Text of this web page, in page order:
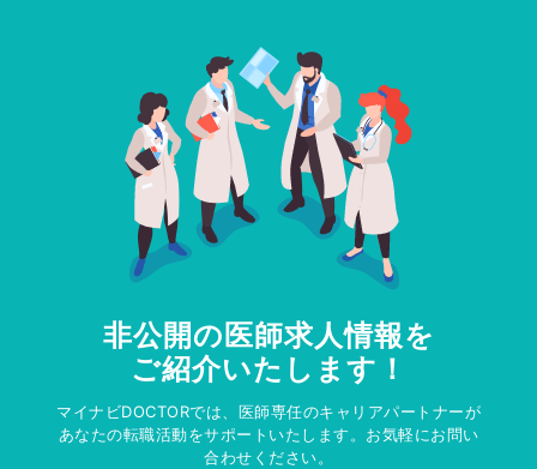
非公開の医師求人情報を
ご紹介いたします！
マイナビDOCTORでは、医師専任のキャリアパートナーが
あなたの転職活動をサポートいたします。お気軽にお問い
合わせください。